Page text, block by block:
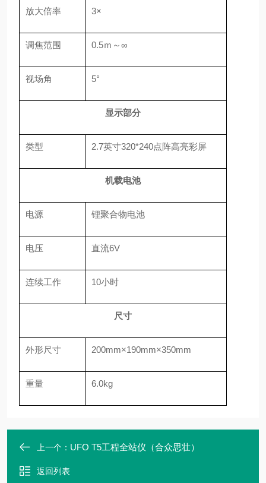
放大倍率 3×
调焦范围 0.5ｍ～∞
视场角 5°
显示部分
类型 2.7英寸320*240点阵高亮彩屏
机载电池
电源 锂聚合物电池
电压 直流6V
连续工作 10小时
尺寸
外形尺寸 200mm×190mm×350mm
重量 6.0kg
上一个： UFO T5工程全站仪（合众思壮）
返回列表